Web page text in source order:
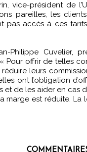
vice-président de
pareilles, les
pas accès à ces
Philippe Cuvelier,
Pour offrir de telles
leurs
ont l’obligation
et de les aider en cas
marge est réduite.